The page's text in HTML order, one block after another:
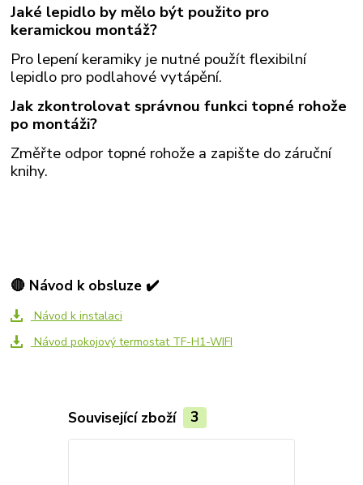
Jaké lepidlo by mělo být použito pro
keramickou montáž?
Pro lepení keramiky je nutné použít flexibilní
lepidlo pro podlahové vytápění.
Jak zkontrolovat správnou funkci topné rohože
po montáži?
Změřte odpor topné rohože a zapište do záruční
knihy.
🔴 Návod k obsluze ✔️
Návod k instalaci
Návod pokojový termostat TF-H1-WIFI
Související zboží 3